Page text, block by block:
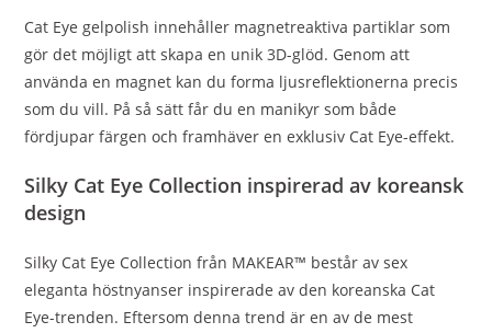
Cat Eye gelpolish innehåller magnetreaktiva partiklar som
gör det möjligt att skapa en unik 3D-glöd. Genom att
använda en magnet kan du forma ljusreflektionerna precis
som du vill. På så sätt får du en manikyr som både
fördjupar färgen och framhäver en exklusiv Cat Eye-effekt.
Silky Cat Eye Collection inspirerad av koreansk
design
Silky Cat Eye Collection från MAKEAR™ består av sex
eleganta höstnyanser inspirerade av den koreanska Cat
Eye-trenden. Eftersom denna trend är en av de mest